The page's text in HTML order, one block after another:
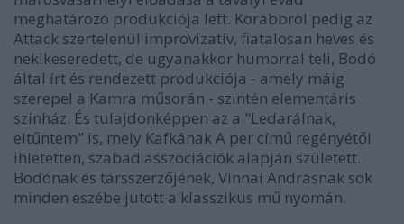
meghatározó produkciója lett. Korábbról pedig az
Attack szertelenül improvizatív, fiatalosan heves és
nekikeseredett, de ugyanakkor humorral teli, Bodó
által írt és rendezett produkciója - amely máig
szerepel a Kamra műsorán - szintén elementáris
színház. És tulajdonképpen az a "Ledarálnak,
eltűntem" is, mely Kafkának A per című regényétől
ihletetten, szabad asszociációk alapján született.
Bodónak és társszerzőjének, Vinnai Andrásnak sok
minden eszébe jutott a klasszikus mű nyomán.